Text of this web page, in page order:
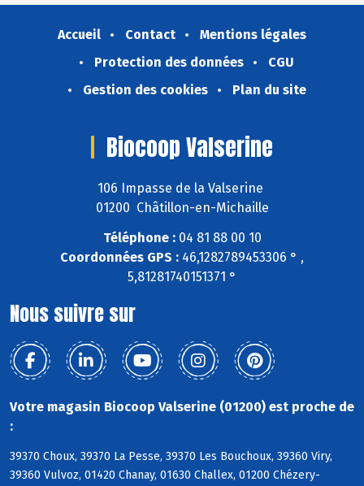
Accueil Contact
Mentions légales
Protection des données
CGU
Gestion des cookies
Plan du site
Biocoop Valserine
106 Impasse de la Valserine
01200 Châtillon-en-Michaille
Téléphone :04 81 88 00 10
Coordonnées GPS : 46,1282789453306 ° ,
5,81281740151371 °
Nous suivre sur
Votre magasin Biocoop Valserine (01200) est proche de
:
39370 Choux, 39370 La Pesse, 39370 Les Bouchoux, 39360 Viry,
39360 Vulvoz, 01420 Chanay, 01630 Challex, 01200 Chézery-